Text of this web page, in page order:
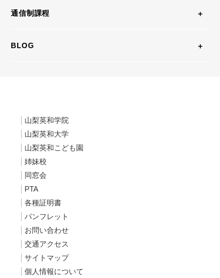
通信制課程
BLOG
山梨英和学院
山梨英和大学
山梨英和こども園
姉妹校
同窓会
PTA
各種証明書
パンフレット
お問い合わせ
交通アクセス
サイトマップ
個人情報について